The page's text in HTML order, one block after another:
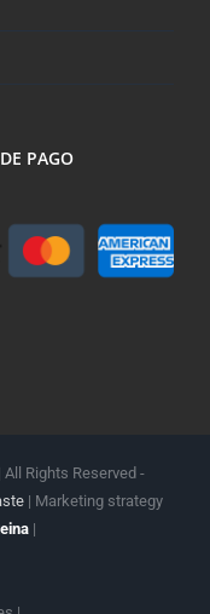
PAGO
| All Rights Reserved -
| Marketing strategy
|